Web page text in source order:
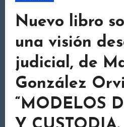
Nuevo libro
una visión
judicial, de
González
“MODELOS